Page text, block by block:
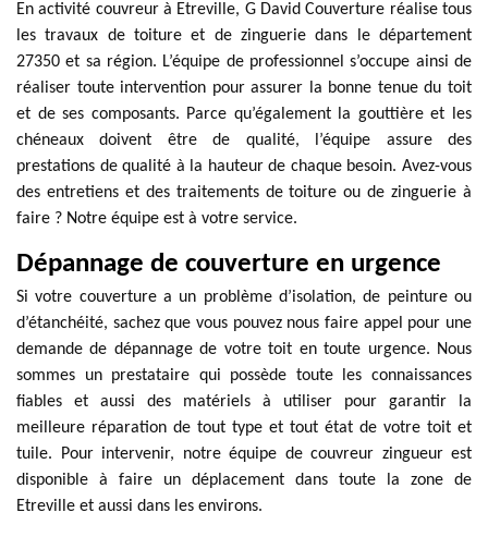
En activité couvreur à Etreville, G David Couverture réalise tous
les travaux de toiture et de zinguerie dans le département
27350 et sa région. L’équipe de professionnel s’occupe ainsi de
réaliser toute intervention pour assurer la bonne tenue du toit
et de ses composants. Parce qu’également la gouttière et les
chéneaux doivent être de qualité, l’équipe assure des
prestations de qualité à la hauteur de chaque besoin. Avez-vous
des entretiens et des traitements de toiture ou de zinguerie à
faire ? Notre équipe est à votre service.
Dépannage de couverture en urgence
Si votre couverture a un problème d’isolation, de peinture ou
d’étanchéité, sachez que vous pouvez nous faire appel pour une
demande de dépannage de votre toit en toute urgence. Nous
sommes un prestataire qui possède toute les connaissances
fiables et aussi des matériels à utiliser pour garantir la
meilleure réparation de tout type et tout état de votre toit et
tuile. Pour intervenir, notre équipe de couvreur zingueur est
disponible à faire un déplacement dans toute la zone de
Etreville et aussi dans les environs.